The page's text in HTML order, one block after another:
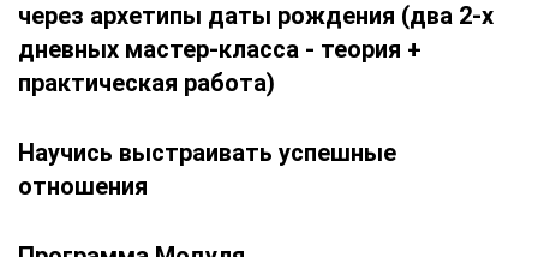
через архетипы даты рождения (два 2-х
дневных мастер-класса - теория +
практическая работа)
Научись выстраивать успешные
отношения